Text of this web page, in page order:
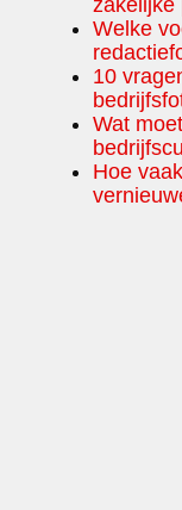
Welke
10
Wat
Hoe